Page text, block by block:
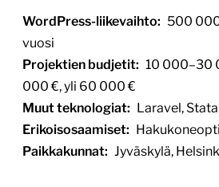
WordPress-liikevaihto: 500
vuosi
Projektien budjetit: 10 000–30
000 €, yli 60 000 €
Muut teknologiat: Laravel,
Erikoisosaamiset:
Paikkakunnat: Jyväskylä,